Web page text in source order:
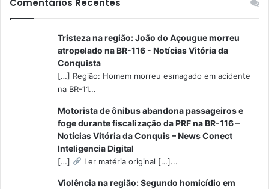
Comentários Recentes
Tristeza na região: João do Açougue morreu
atropelado na BR-116 - Notícias Vitória da
Conquista
[…] Região: Homem morreu esmagado em acidente
na BR-11...
Motorista de ônibus abandona passageiros e
foge durante fiscalização da PRF na BR-116 –
Notícias Vitória da Conquis – News Conect
Inteligencia Digital
[…] Ler matéria original […]...
Violência na região: Segundo homicídio em